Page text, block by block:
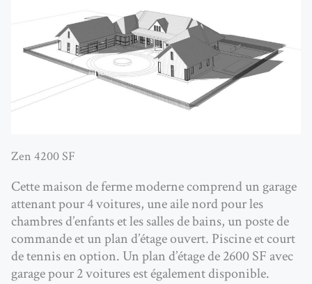
Zen 4200 SF
Cette maison de ferme moderne comprend un garage
attenant pour 4 voitures, une aile nord pour les
chambres d’enfants et les salles de bains, un poste de
commande et un plan d’étage ouvert. Piscine et court
de tennis en option. Un plan d’étage de 2600 SF avec
garage pour 2 voitures est également disponible.